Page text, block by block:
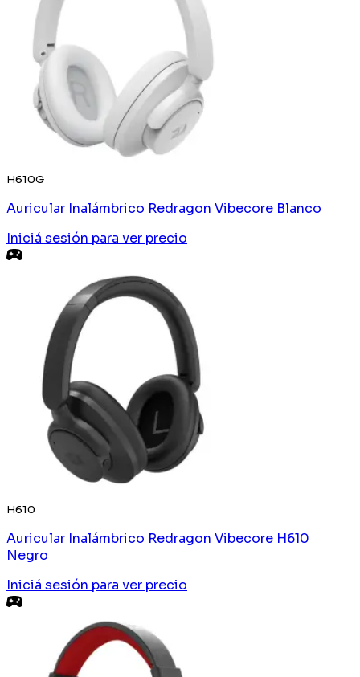
H610G
Auricular Inalámbrico Redragon Vibecore Blanco
Iniciá sesión para ver precio
H610
Auricular Inalámbrico Redragon Vibecore H610
Negro
Iniciá sesión para ver precio